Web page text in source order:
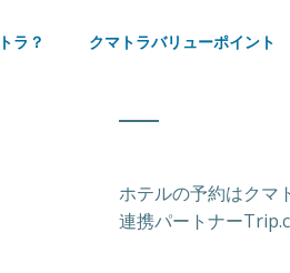
ラ？ クマトラバリューポイント
ホテルの予約はクマ
連携パートナー